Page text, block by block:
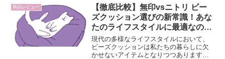
商品レビュー
【徹底比較】無印vsニトリ ビー
ズクッション選びの新常識！あな
たのライフスタイルに最適なの
は？
現代の多様なライフスタイルにおいて、
ビーズクッションは私たちの暮らしに欠
かせないアイテムとなりつつあります。